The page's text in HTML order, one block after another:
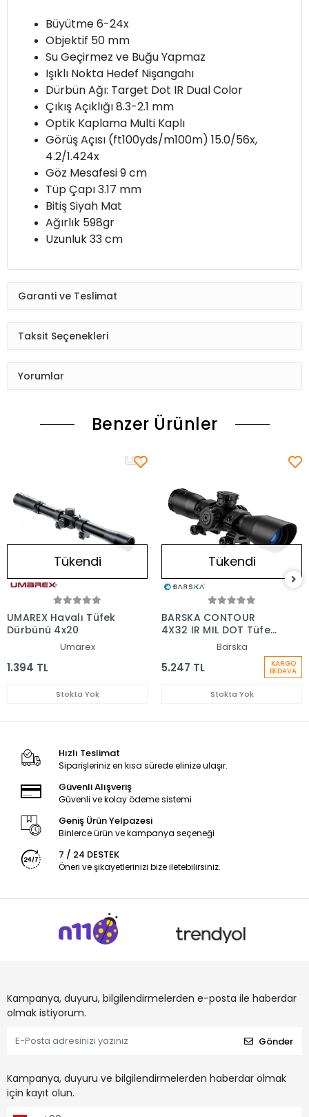
Büyütme 6-24x
Objektif 50 mm
Su Geçirmez ve Buğu Yapmaz
Işıklı Nokta Hedef Nişangahı
Dürbün Ağı: Target Dot IR Dual Color
Çıkış Açıklığı 8.3-2.1 mm
Optik Kaplama Multi Kaplı
Görüş Açısı (ft100yds/m100m) 15.0/56x,
4.2/1.424x
Göz Mesafesi 9 cm
Tüp Çapı 3.17 mm
Bitiş Siyah Mat
Ağırlık 598gr
Uzunluk 33 cm
Garanti ve Teslimat
Taksit Seçenekleri
Yorumlar
Benzer Ürünler
Tükendi
UMAREX Havalı Tüfek
Dürbünü 4x20
Umarex
1.394 TL
Stokta Yok
Tükendi
BARSKA CONTOUR
4X32 IR MIL DOT Tüfek
Barska
5.247 TL KARGO
BEDAVA
Stokta Yok
Hızlı Teslimat
Siparişleriniz en kısa sürede elinize ulaşır.
Güvenli Alışveriş
Güvenli ve kolay ödeme sistemi
Geniş Ürün Yelpazesi
Binlerce ürün ve kampanya seçeneği
7 / 24 DESTEK
Öneri ve şikayetlerinizi bize iletebilirsiniz.
Kampanya, duyuru, bilgilendirmelerden e-posta ile haberdar
olmak istiyorum.
Gönder
Kampanya, duyuru ve bilgilendirmelerden haberdar olmak
için kayıt olun.